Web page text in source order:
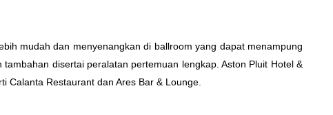
mudah dan menyenangkan di ballroom yang dapat menampung
disertai peralatan pertemuan lengkap. Aston Pluit Hotel &
Calanta Restaurant dan Ares Bar & Lounge.